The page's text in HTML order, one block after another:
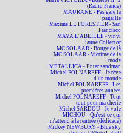
(Radio France)
MAURANE - Pas gaie la
pagaille
Maxime LE FORESTIER - San
Francisco
MAYA L'ABEILLE - vinyl
jaune Collector
MC SOLAAR - Bouge de là
MC SOLAAR - Victime de la
mode
METALLICA - Enter sandman
Michel POLNAREFF - Je rêve
d'un monde
Michel POLNAREFF - Les
premières années
Michel POLNAREFF - Tout
tout pour ma chérie
Michel SARDOU - Je vole
MICHOU - Qu'est-ce qui
m'attend à la rentrée (dédicacé)
Mickey NEWBURY - Blue sky